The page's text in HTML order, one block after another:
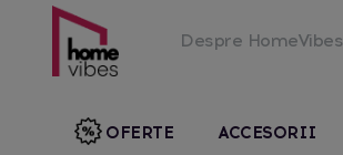
Despre HomeVibes
ACCESORII
OFERTE